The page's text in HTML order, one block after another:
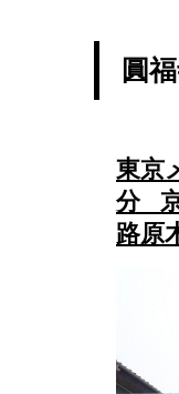
圓
東京
分
路原